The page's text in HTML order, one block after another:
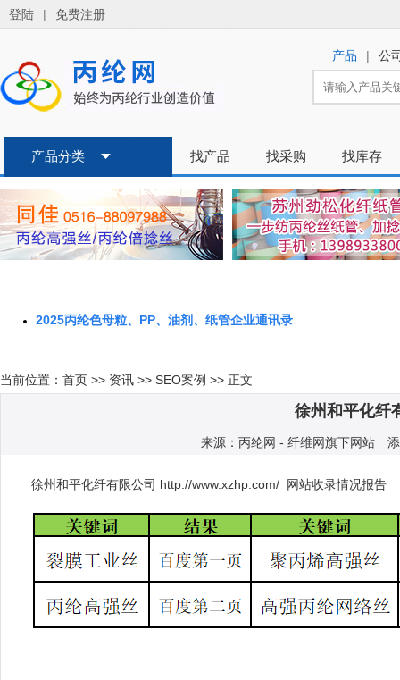
2025丙纶色母粒、PP、油剂、纸管企业通讯录
当前位置： 首页 >> 资讯 >> SEO案例 >> 正文
徐州和平化纤
来源：丙纶网 - 纤维网旗下网站
徐州和平化纤有限公司 http://www.xzhp.com/ 网站收录情况报告